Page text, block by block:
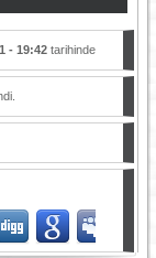
- 19:42tarihinde